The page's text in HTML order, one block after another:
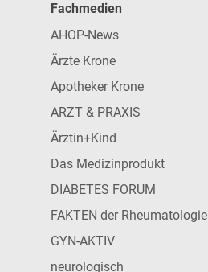
Fachmedien
AHOP-News
Ärzte Krone
Apotheker Krone
ARZT & PRAXIS
Ärztin+Kind
Das Medizinprodukt
DIABETES FORUM
FAKTEN der Rheumatologie
GYN-AKTIV
neurologisch